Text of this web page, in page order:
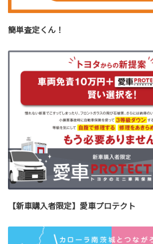
簡単査定くん！
【新車購入者限定】愛車プロテクト